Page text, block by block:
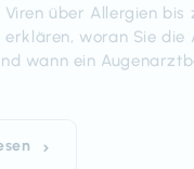
Viren über Allergien bis
erklären, woran Sie die
wann ein